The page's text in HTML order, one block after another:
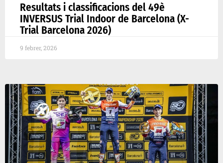
Resultats i classificacions del 49è
INVERSUS Trial Indoor de Barcelona (X-
Trial Barcelona 2026)
9 febrer, 2026